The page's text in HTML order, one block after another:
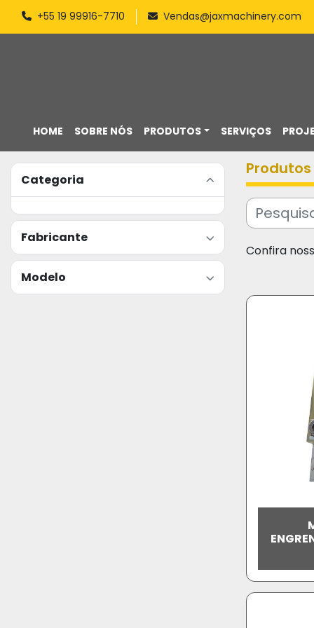
+55 19 99916-7710 Vendas@jaxmachinery.com
HOME PRODUTOS
SOBRE NÓS SERVIÇOS
Categoria
Fabricante
Modelo
Produtos
Confira